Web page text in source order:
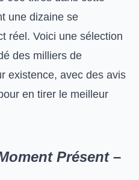
une dizaine se
réel. Voici une sélection
des milliers de
existence, avec des avis
en tirer le meilleur
Présent–